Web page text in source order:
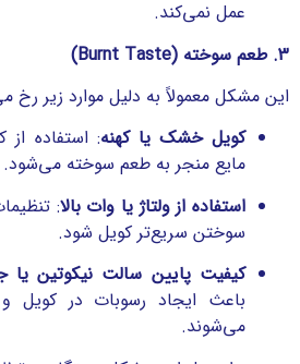
عمل نمی‌کند.
3. طعم سوخته (Burnt Taste)
این مشکل معمولاً به دلیل موارد زیر رخ
کویل خشک یا کهنه: استفاده
مایع منجر به طعم سوخته می‌شود.
استفاده از ولتاژ یا وات بالا:
سوختن سریع‌تر کویل شود.
کیفیت پایین سالت نیکوتین
باعث ایجاد رسوبات در کویل
می‌شوند.